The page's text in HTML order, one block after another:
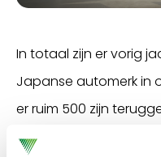
In totaal zijn er vorig
Japanse automerk in
er ruim 500 zijn
bleek de RAV4 weer